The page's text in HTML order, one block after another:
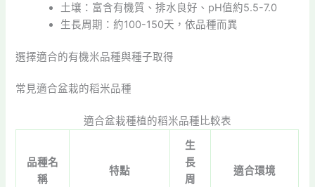
土壤：富含有機質、排水良好、pH值約5.5-7.0
生長周期：約100-150天，依品種而異
選擇適合的有機米品種與種子取得
常見適合盆栽的稻米品種
適合盆栽種植的稻米品種比較表
品種名
稱
特點
生
長
周
適合環境